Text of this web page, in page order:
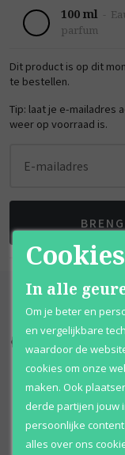
100 ml -
parfum
Dit product is op dit
te bestellen.
Tip: laat je e-mailadres
weer op voorraad is.
E-mailadres
Qshops Keurmerk
Cookies
In alle
Om je beter en
en vergelijkbare
waardoor de
cookies om onze
maken. Ook
derde partijen jouw
persoonlijke
alles over ons